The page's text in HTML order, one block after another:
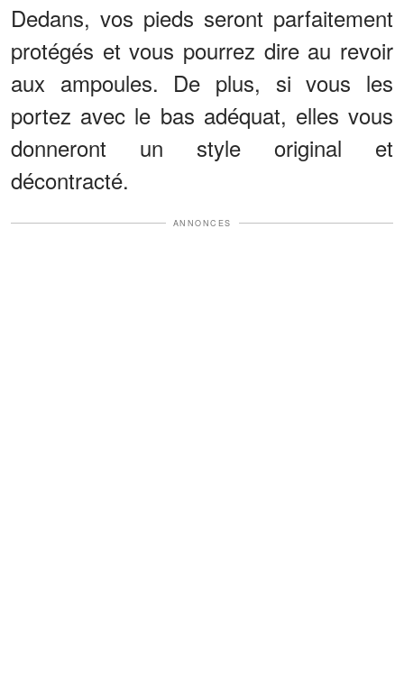
Dedans, vos pieds seront parfaitement
protégés et vous pourrez dire au revoir
aux ampoules. De plus, si vous les
portez avec le bas adéquat, elles vous
donneront un style original et
décontracté.
ANNONCES